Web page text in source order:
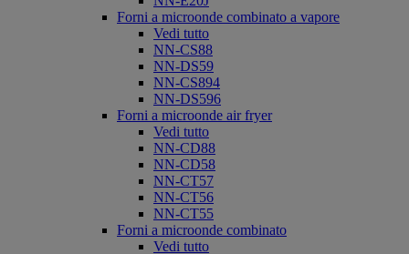
Forni a microonde combinato a vapore
Vedi tutto
NN-CS88
NN-DS59
NN-CS894
NN-DS596
Forni a microonde air fryer
Vedi tutto
NN-CD88
NN-CD58
NN-CT57
NN-CT56
NN-CT55
Forni a microonde combinato
Vedi tutto